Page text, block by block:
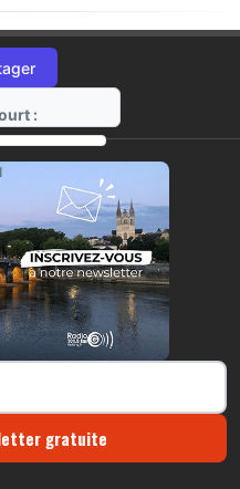
:
https://radio-g.fr?7536
gratuite